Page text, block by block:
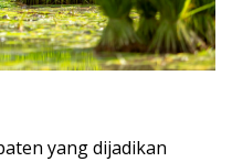
yang dijadikan